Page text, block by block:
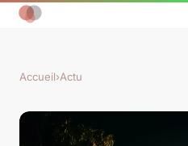
Accueil›Actu